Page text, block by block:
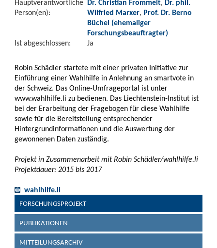
Hauptverantwortliche
Person(en):
Dr. Christian Frommelt, Dr. phil.
Wilfried Marxer, Prof. Dr. Berno
Büchel (ehemaliger
Forschungsbeauftragter)
Ist abgeschlossen:
Ja
Robin Schädler startete mit einer privaten Initiative zur
Einführung einer Wahlhilfe in Anlehnung an smartvote in
der Schweiz. Das Online-Umfrageportal ist unter
www.wahlhilfe.li zu bedienen. Das Liechtenstein-Institut ist
bei der Erarbeitung der Fragebogen für diese Wahlhilfe
sowie für die Bereitstellung entsprechender
Hintergrundinformationen und die Auswertung der
gewonnenen Daten zuständig.
Projekt in Zusammenarbeit mit Robin Schädler/wahlhilfe.li
Projektdauer: 2015 bis 2017
wahlhilfe.li
FORSCHUNGSPROJEKT
PUBLIKATIONEN
MITTEILUNGSARCHIV